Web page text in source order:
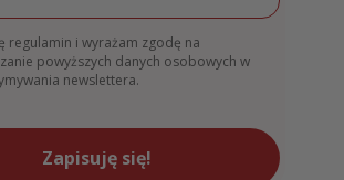
regulamin i wyrażam zgodę na
powyższych danych osobowych w
newslettera.
Zapisuję się!